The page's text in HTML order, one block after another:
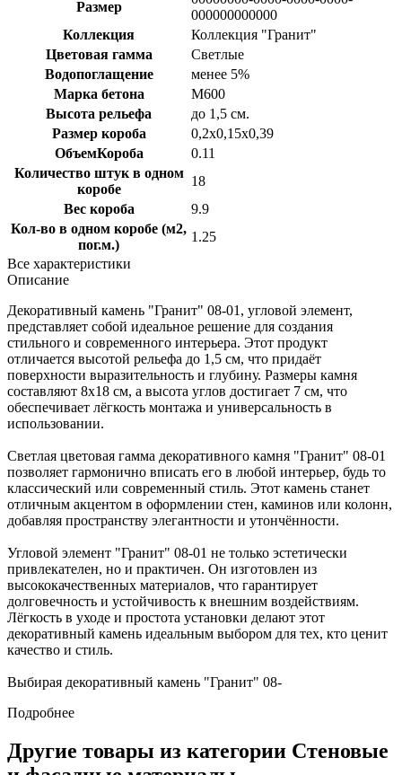
Размер
000000000000
Коллекция
Коллекция "Гранит"
Цветовая гамма
Светлые
Водопоглащение
менее 5%
Марка бетона
M600
Высота рельефа
до 1,5 см.
Размер короба
0,2х0,15х0,39
ОбъемКороба
0.11
Количество штук в одном
коробе
18
Вес короба
9.9
Кол-во в одном коробе (м2,
пог.м.)
1.25
Все характеристики
Описание
Декоративный камень "Гранит" 08-01, угловой элемент,
представляет собой идеальное решение для создания
стильного и современного интерьера. Этот продукт
отличается высотой рельефа до 1,5 см, что придаёт
поверхности выразительность и глубину. Размеры камня
составляют 8х18 см, а высота углов достигает 7 см, что
обеспечивает лёгкость монтажа и универсальность в
использовании.
Светлая цветовая гамма декоративного камня "Гранит" 08-01
позволяет гармонично вписать его в любой интерьер, будь то
классический или современный стиль. Этот камень станет
отличным акцентом в оформлении стен, каминов или колонн,
добавляя пространству элегантности и утончённости.
Угловой элемент "Гранит" 08-01 не только эстетически
привлекателен, но и практичен. Он изготовлен из
высококачественных материалов, что гарантирует
долговечность и устойчивость к внешним воздействиям.
Лёгкость в уходе и простота установки делают этот
декоративный камень идеальным выбором для тех, кто ценит
качество и стиль.
Выбирая декоративный камень "Гранит" 08-
Подробнее
Другие товары из категории Стеновые